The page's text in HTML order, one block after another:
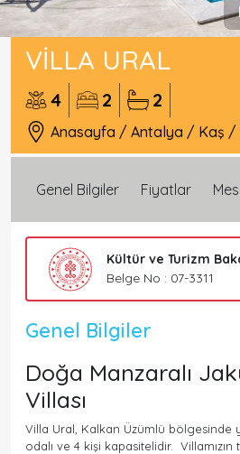
VILLA URAL
4 2 2
Anasayfa / Antalya / Kaş /
Genel Bilgiler Fiyatlar
Kültür ve Turizm
Belge No : 07-3311
Genel Bilgiler
Doğa Manzaralı
Villası
Villa Ural, Kalkan Üzümlü bölgesinde
odalı ve 4 kişi kapasitelidir.